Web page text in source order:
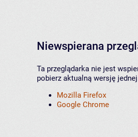
Niewspierana
Ta przeglądarka nie jest
pobierz aktualną wersję
Mozilla Firefox
Google Chrome